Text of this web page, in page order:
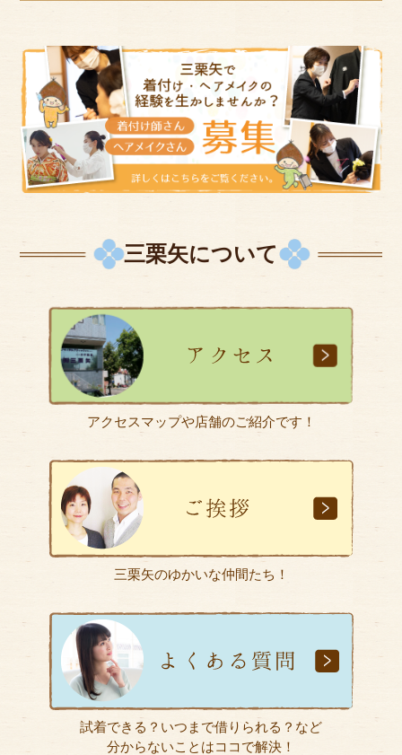
レンタル衣装
【七五三】7歳 女の子 7K-25
レンタル衣装
2026.5.24
【七五三】5歳 男の子 5K-19
2026.5.24
2026.5.24
貸衣装部
2026.5.19
【新入荷】振袖 入りました～♪
レンタル衣装
2026.5.18
振袖 F601 【170㎝可】
レンタル衣装
2026.5.18
振袖 F600 【170㎝可】
三栗矢について
アクセスマップや店舗のご紹介です！
三栗矢のゆかいな仲間たち！
試着できる？いつまで借りられる？など
分からないことはココで解決！